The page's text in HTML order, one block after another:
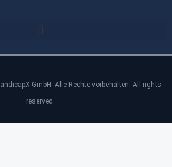
GmbH. Alle Rechte vorbehalten. All rights
reserved.